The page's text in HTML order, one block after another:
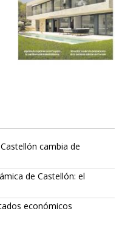
cambia de
de Castellón: el
económicos